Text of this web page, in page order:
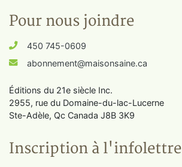
Pour nous joindre
450 745-0609
abonnement@maisonsaine.ca
Éditions du 21e siècle Inc.
2955, rue du Domaine-du-lac-Lucerne
Ste-Adèle, Qc Canada J8B 3K9
Inscription à l'infolettre